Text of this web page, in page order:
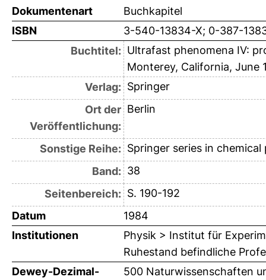
Dokumentenart
Buchkapitel
ISBN
3-540-13834-X; 0-387-
Buchtitel: Ultrafast phenomena IV:
Monterey, California, June
Verlag: Springer
Ort der
Veröffentlichung:
Berlin
Sonstige Reihe: Springer series in chemical
Band: 38
Seitenbereich: S. 190-192
Datum
1984
Institutionen
Physik > Institut für
Ruhestand befindliche
Dewey-Dezimal-
500 Naturwissenschaften